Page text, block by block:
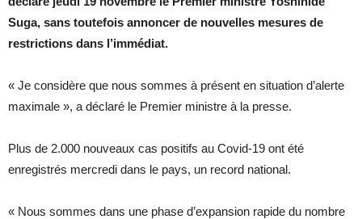
Suga, sans toutefois annoncer de nouvelles mesures de
restrictions dans l’immédiat.
« Je considère que nous sommes à présent en situation d’alerte
maximale », a déclaré le Premier ministre à la presse.
Plus de 2.000 nouveaux cas positifs au Covid-19 ont été
enregistrés mercredi dans le pays, un record national.
« Nous sommes dans une phase d’expansion rapide du nombre